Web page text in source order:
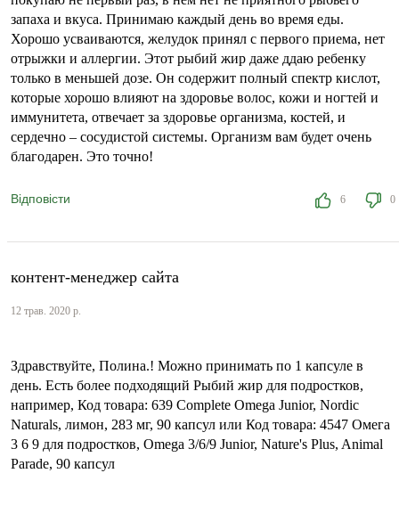
запаха и вкуса. Принимаю каждый день во время еды.
Хорошо усваиваются, желудок принял с первого приема, нет
отрыжки и аллергии. Этот рыбий жир даже ддаю ребенку
только в меньшей дозе. Он содержит полный спектр кислот,
которые хорошо влияют на здоровье волос, кожи и ногтей и
иммунитета, отвечает за здоровье организма, костей, и
сердечно – сосудистой системы. Организм вам будет очень
благодарен. Это точно!
Відповісти 6 0
контент-менеджер сайта
12 трав. 2020 р.
Здравствуйте, Полина.! Можно принимать по 1 капсуле в
день. Есть более подходящий Рыбий жир для подростков,
например, Код товара: 639 Complete Omega Junior, Nordic
Naturals, лимон, 283 мг, 90 капсул или Код товара: 4547 Омега
3 6 9 для подростков, Omega 3/6/9 Junior, Nature's Plus, Animal
Parade, 90 капсул